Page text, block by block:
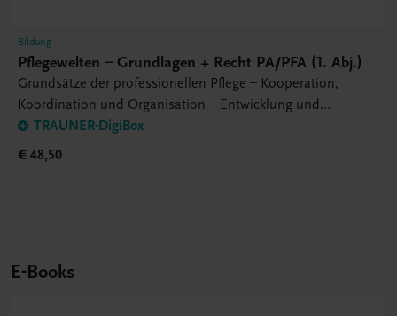
Bildung
Pflegewelten – Grundlagen + Recht PA/PFA (1. Abj.)
Grundsätze der professionellen Pflege – Kooperation,
Koordination und Organisation – Entwicklung und
Sicherung von Qualität
TRAUNER-DigiBox
€ 48,50
E-Books